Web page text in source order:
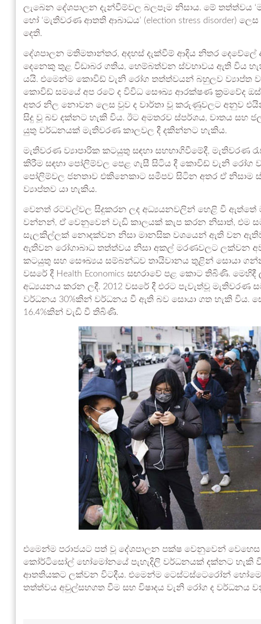
ලැබෙන දේශපාලන දැන්වීම්වල බලපෑම නිසාය. මේ තත්ත්වය
හෝ ‘මැතිවරණ ආතති ආබාධය’ (election stress disorder)
දෙති.
දේශපාලන මතිමතාන්තර, අදහස් දැක්වීම් ආදිය නිතර
දෙනෙකු තුළ විඩාබර ගතිය, හෙම්බත්වන ස්වභාවය ඇති විය
යයි. එමෙන්ම කොවිඩ් වැනි රෝග තත්ත්වයන් බහුලව ව්‍යාප්ත
කොවිඩ් සමයේ අප රටේ ද විවිධ සෞඛ්‍ය ආරක්ෂණ ක්‍රමවේද
අතර නිල නොවන ලෙස වුව ද වාර්තා වූ කරුණුවලට අනුව
සිදු වූ බව දක්නට හැකි විය. ඊට අමතරව ස්පර්ශය, වාතය සහ
යුතු වර්ධනයක් මැතිවරණ කාලවල දී දකින්නට හැකිය.
මැතිවරණ ව්‍යාපාරික කටයුතු සඳහා සහභාගිවීමේදී, මැතිවරණ
කිරීම සඳහා පෝලිම්වල පෙළ ගැසී සිටිය දී කොවිඩ් වැනි රෝග
පෝලිම්වල ජනතාව එකිනෙකාට සමීපව සිටින අතර ඒ නිසාම
ව්‍යාප්තව යා හැකිය.
වෙනත් රටවල්වල සිදුකරන ලද අධ්‍යයනවලින් හෙළි වී ඇත්තේ
වන්නන්, ඒ වෙනුවෙන් වැඩි කාලයක් කැප කරන නිසාත්, එම
සැලකිල්ලක් නොදක්වන නිසා මානසික වශයෙන් ඇති වන
ඇතිවන රෝගාබාධ තත්ත්වය නිසා අකල් මරණවලට ලක්වන
කටයුතු සහ සෞඛ්‍යය සම්බන්ධව තායිවානය තුළින් සොයා
වසරේ දී Health Economics සඟරාවේ පළ කොට තිබිණි.
අධ්‍යයනය කරන ලදී. 2012 වසරේ දී එරට පැවැත්වූ මැතිවරණ
වර්ධනය 30%කින් වර්ධනය වී ඇති බව සොයා ගත හැකි විය.
16.4%කින් වැඩි වී තිබිණි.
එමෙන්ම පරාජයට පත් වූ දේශපාලන පක්ෂ වෙනුවෙන්
කෝර්ටිසෝල් හෝමෝනයේ පැහැදිලි වර්ධනයක් දක්නට හැකි
ආතතියකට ලක්වන විටදීය. එමෙන්ම ටෙස්ටස්ටෙරෝන්
තත්ත්වය අවුල්සහගත වීම සහ විෂාදය වැනි රෝග ද වර්ධනය